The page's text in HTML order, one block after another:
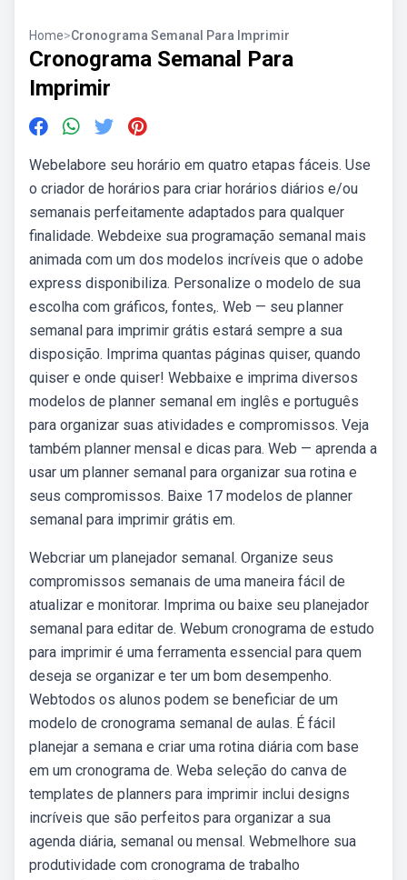
Home>Cronograma Semanal Para Imprimir
Cronograma Semanal Para
Imprimir
Webelabore seu horário em quatro etapas fáceis. Use
o criador de horários para criar horários diários e/ou
semanais perfeitamente adaptados para qualquer
finalidade. Webdeixe sua programação semanal mais
animada com um dos modelos incríveis que o adobe
express disponibiliza. Personalize o modelo de sua
escolha com gráficos, fontes,. Web — seu planner
semanal para imprimir grátis estará sempre a sua
disposição. Imprima quantas páginas quiser, quando
quiser e onde quiser! Webbaixe e imprima diversos
modelos de planner semanal em inglês e português
para organizar suas atividades e compromissos. Veja
também planner mensal e dicas para. Web — aprenda a
usar um planner semanal para organizar sua rotina e
seus compromissos. Baixe 17 modelos de planner
semanal para imprimir grátis em.
Webcriar um planejador semanal. Organize seus
compromissos semanais de uma maneira fácil de
atualizar e monitorar. Imprima ou baixe seu planejador
semanal para editar de. Webum cronograma de estudo
para imprimir é uma ferramenta essencial para quem
deseja se organizar e ter um bom desempenho.
Webtodos os alunos podem se beneficiar de um
modelo de cronograma semanal de aulas. É fácil
planejar a semana e criar uma rotina diária com base
em um cronograma de. Weba seleção do canva de
templates de planners para imprimir inclui designs
incríveis que são perfeitos para organizar a sua
agenda diária, semanal ou mensal. Webmelhore sua
produtividade com cronograma de trabalho